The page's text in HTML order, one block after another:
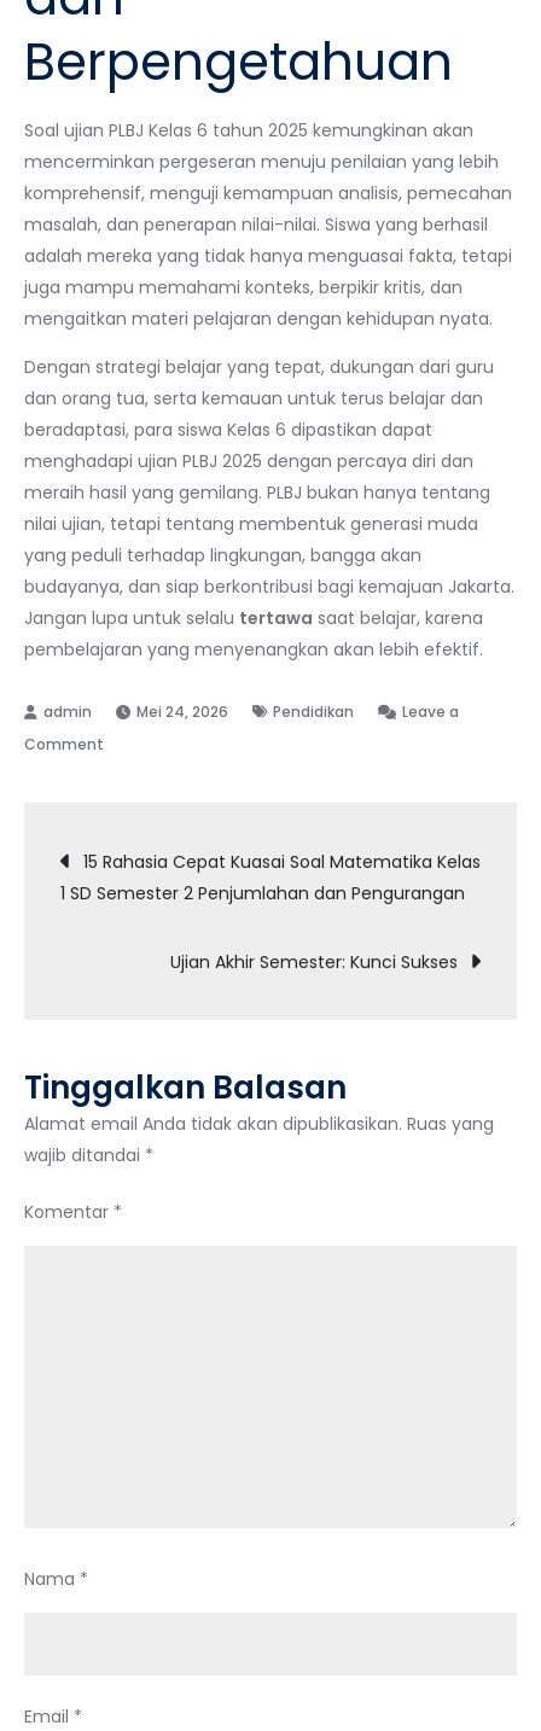
Berpengetahuan
Soal ujian PLBJ Kelas 6 tahun 2025 kemungkinan akan
mencerminkan pergeseran menuju penilaian yang lebih
komprehensif, menguji kemampuan analisis, pemecahan
masalah, dan penerapan nilai-nilai. Siswa yang berhasil
adalah mereka yang tidak hanya menguasai fakta, tetapi
juga mampu memahami konteks, berpikir kritis, dan
mengaitkan materi pelajaran dengan kehidupan nyata.
Dengan strategi belajar yang tepat, dukungan dari guru
dan orang tua, serta kemauan untuk terus belajar dan
beradaptasi, para siswa Kelas 6 dipastikan dapat
menghadapi ujian PLBJ 2025 dengan percaya diri dan
meraih hasil yang gemilang. PLBJ bukan hanya tentang
nilai ujian, tetapi tentang membentuk generasi muda
yang peduli terhadap lingkungan, bangga akan
budayanya, dan siap berkontribusi bagi kemajuan Jakarta.
Jangan lupa untuk selalu tertawa saat belajar, karena
pembelajaran yang menyenangkan akan lebih efektif.
Mei 24, 2026 Pendidikan
Leave a
Comment
6
2025:
Navigasi
pos
15 Rahasia Cepat Kuasai Soal Matematika Kelas
1 SD Semester 2 Penjumlahan dan Pengurangan
Ujian Akhir Semester: Kunci Sukses
Tinggalkan Balasan
Alamat email Anda tidak akan dipublikasikan. Ruas yang
wajib ditandai *
Komentar *
Nama *
Email *